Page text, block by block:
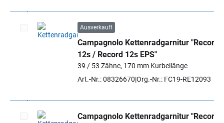
Artikel auswählen
Ausverkauft
Campagnolo Kettenradgarnitur "Record
12s / Record 12s EPS"
39 / 53 Zähne, 170 mm Kurbellänge
Art.-Nr.: 08326670 Org.-Nr.: FC19-RE12093
Campagnolo Kettenradgarnitur "Record